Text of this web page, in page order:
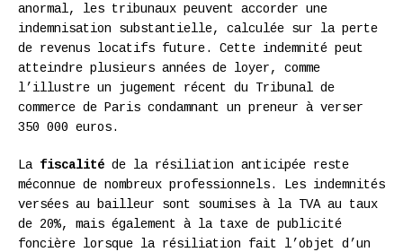
anormal, les tribunaux peuvent accorder une
indemnisation substantielle, calculée sur la perte
de revenus locatifs future. Cette indemnité peut
atteindre plusieurs années de loyer, comme
l’illustre un jugement récent du Tribunal de
commerce de Paris condamnant un preneur à verser
350 000 euros.
La fiscalité de la résiliation anticipée reste
méconnue de nombreux professionnels. Les indemnités
versées au bailleur sont soumises à la TVA au taux
de 20%, mais également à la taxe de publicité
foncière lorsque la résiliation fait l’objet d’un